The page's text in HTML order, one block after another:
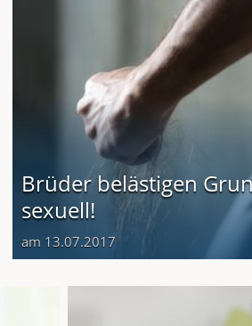
Brüder belästigen
sexuell!
am 13.07.2017